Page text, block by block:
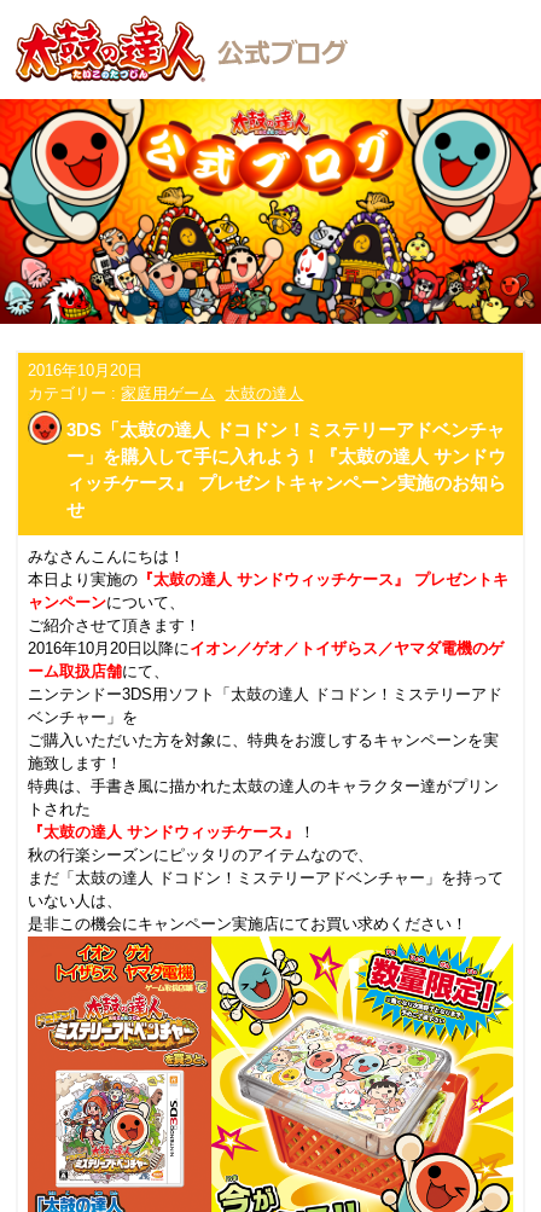
2016年10月20日
カテゴリー :家庭用ゲーム 太鼓の達人
3DS「太鼓の達人 ドコドン！ミステリーアドベンチャ
ー」を購入して手に入れよう！『太鼓の達人 サンドウ
ィッチケース』 プレゼントキャンペーン実施のお知ら
せ
みなさんこんにちは！
本日より実施の 『太鼓の達人 サンドウィッチケース』 プレゼントキ
ャンペーンについて、
ご紹介させて頂きます！
2016年10月20日以降にイオン／ゲオ／トイザらス／ヤマダ電機のゲ
ーム取扱店舗にて、
ニンテンドー3DS用ソフト「太鼓の達人 ドコドン！ミステリーアド
ベンチャー」を
ご購入いただいた方を対象に、特典をお渡しするキャンペーンを実
施致します！
特典は、手書き風に描かれた太鼓の達人のキャラクター達がプリン
トされた
『太鼓の達人 サンドウィッチケース』
！
秋の行楽シーズンにピッタリのアイテムなので、
まだ「太鼓の達人 ドコドン！ミステリーアドベンチャー」を持って
いない人は、
是非この機会にキャンペーン実施店にてお買い求めください！